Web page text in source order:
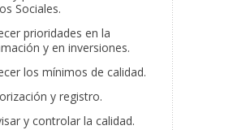
Sociales.
prioridades en la
y en inversiones.
los mínimos de calidad.
y registro.
y controlar la calidad.